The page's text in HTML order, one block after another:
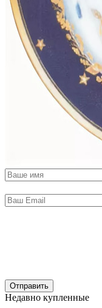
Отправить
Недавно купленные